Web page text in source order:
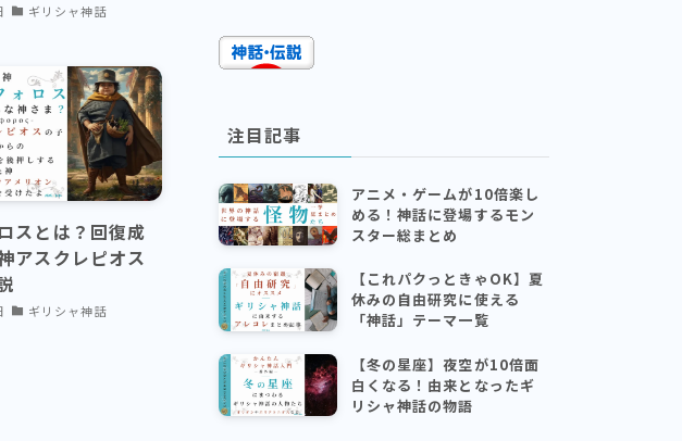
ギリシャ神話
スとは？回復成
アスクレピオス
ギリシャ神話
注目記事
アニメ・ゲームが10倍楽し
める！神話に登場するモン
スター総まとめ
【これパクっときゃOK】夏
休みの自由研究に使える
「神話」テーマ一覧
【冬の星座】夜空が10倍面
白くなる！由来となったギ
リシャ神話の物語